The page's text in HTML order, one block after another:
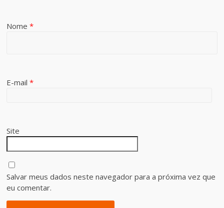
Nome*
E-mail*
Site
Salvar meus dados neste navegador para a próxima vez que
eu comentar.